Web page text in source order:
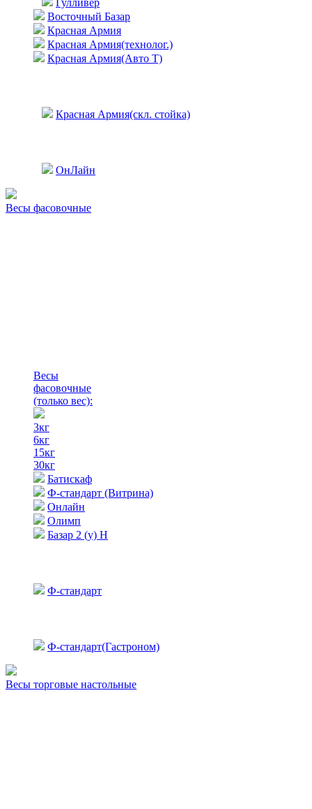
Гулливер
Восточный Базар
Красная Армия
Красная Армия(технолог.)
Красная Армия(Авто Т)
Красная Армия(скл. стойка)
ОнЛайн
Весы фасовочные
Весы
фасовочные
(только вес):
3кг
6кг
15кг
30кг
Батискаф
Ф-стандарт (Витрина)
Онлайн
Олимп
Базар 2 (у) Н
Ф-стандарт
Ф-стандарт(Гастроном)
Весы торговые настольные